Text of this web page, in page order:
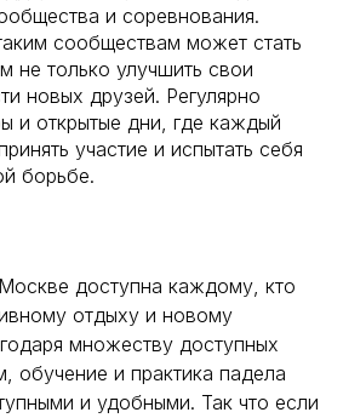
и соревнования.
сообществам может стать
не только улучшить свои
новых друзей. Регулярно
и открытые дни, где каждый
участие и испытать себя
борьбе.
доступна каждому, кто
отдыху и новому
множеству доступных
обучение и практика падела
и удобными. Так что если